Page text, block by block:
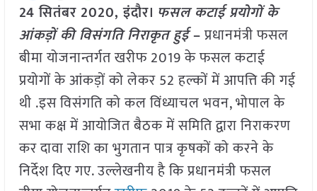
24 सितंबर 2020, इंदौर। फसल कटाई प्रयोगों के
आंकड़ों की विसंगति निराकृत हुई–प्रधानमंत्री फसल
बीमा योजनान्तर्गत खरीफ 2019 के फसल कटाई
प्रयोगों के आंकड़ों को लेकर 52 हल्कों में आपत्ति की गई
थी .इस विसंगति को कल विंध्याचल भवन, भोपाल के
सभा कक्ष में आयोजित बैठक में समिति द्वारा निराकरण
कर दावा राशि का भुगतान पात्र कृषकों को करने के
निर्देश दिए गए. उल्लेखनीय है कि प्रधानमंत्री फसल